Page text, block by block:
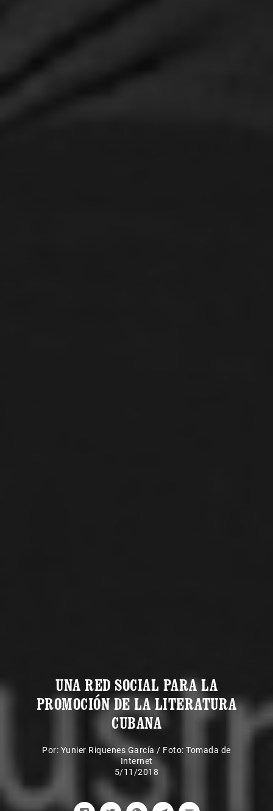
UNA RED SOCIAL PARA LA
PROMOCIÓN DE LA LITERATURA
CUBANA
Por: Yunier Riquenes García / Foto: Tomada de
Internet
5/11/2018